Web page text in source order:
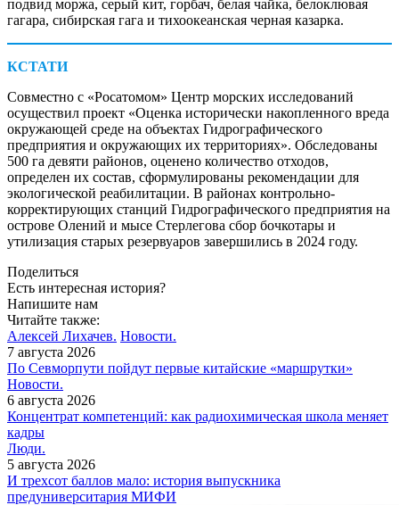
подвид моржа, серый кит, горбач, белая чайка, белоклювая
гагара, сибирская гага и тихоокеанская черная казарка.
КСТАТИ
Совместно с «Росатомом» Центр морских исследований
осуществил проект «Оценка исторически накопленного вреда
окружающей среде на объектах Гидрографического
предприятия и окружающих их территориях». Обследованы
500 га девяти районов, оценено количество отходов,
определен их состав, сформулированы рекомендации для
экологической реабилитации. В районах контрольно-
корректирующих станций Гидрографического предприятия на
острове Олений и мысе Стерлегова сбор бочкотары и
утилизация старых резервуаров завершились в 2024 году.
Поделиться
Есть интересная история?
Напишите нам
Читайте также:
Алексей Лихачев. Новости.
7 августа 2026
По Севморпути пойдут первые китайские «маршрутки»
Новости.
6 августа 2026
Концентрат компетенций: как радиохимическая школа меняет
кадры
Люди.
5 августа 2026
И трехсот баллов мало: история выпускника
предуниверситария МИФИ